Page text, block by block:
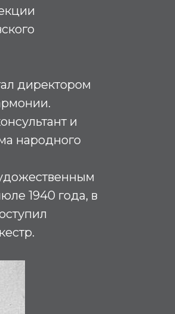
директором
и
народного
1940 года, в